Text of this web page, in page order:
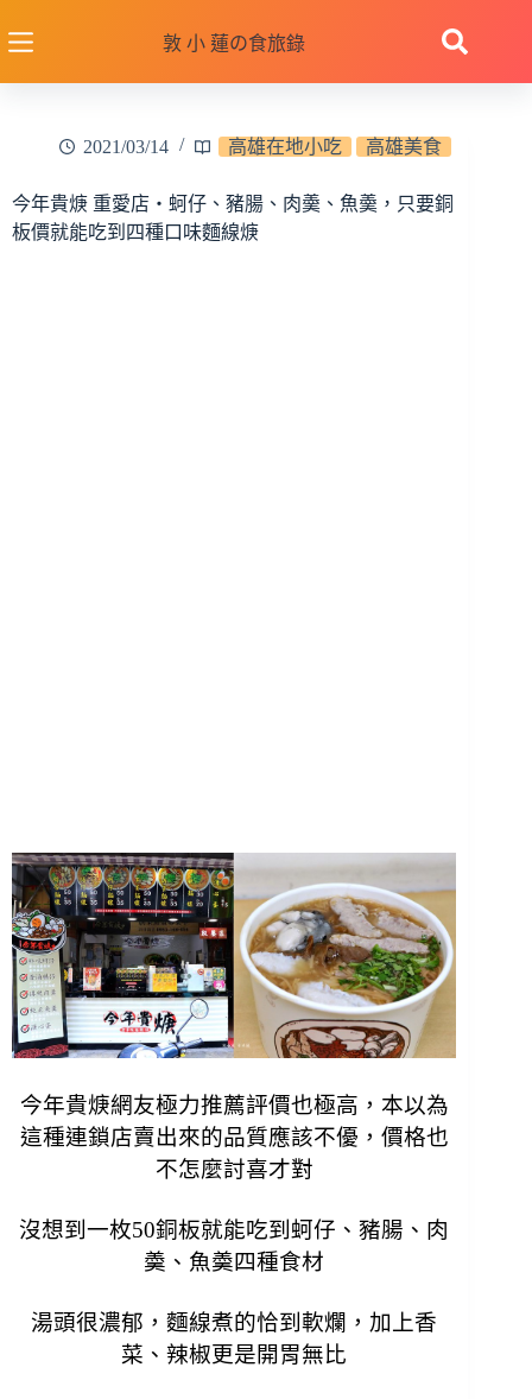
至
敦 小 蓮の食旅錄
2021/03/14 高雄在地小吃 高雄美食
今年貴焿 重愛店‧蚵仔、豬腸、肉羮、魚羮，只要銅
板價就能吃到四種口味麵線焿
今年貴焿網友極力推薦評價也極高，本以為
這種連鎖店賣出來的品質應該不優，價格也
不怎麼討喜才對
沒想到一枚50銅板就能吃到蚵仔、豬腸、肉
羮、魚羮四種食材
湯頭很濃郁，麵線煮的恰到軟爛，加上香
菜、辣椒更是開胃無比